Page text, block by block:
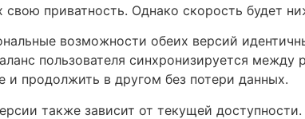
свою приватность. Однако скорость будет
возможности обеих версий
пользователя синхронизируется
и продолжить в другом без потери данных.
также зависит от текущей